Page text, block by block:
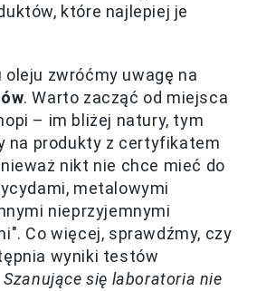
które najlepiej je
oleju zwróćmy uwagę na
. Warto zacząć od miejsca
– im bliżej natury, tym
na produkty z certyfikatem
nikt nie chce mieć do
metalowymi
nieprzyjemnymi
Co więcej, sprawdźmy, czy
wyniki testów
Szanujące się laboratoria nie